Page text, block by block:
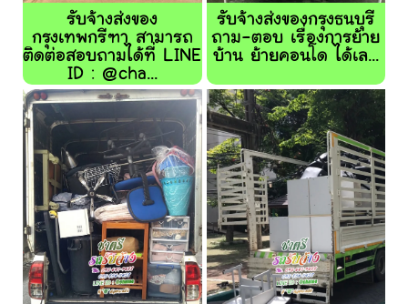
รับจ้างส่งของ
กรุงเทพกรีฑา สามารถ
ติดต่อสอบถามได้ที่ LINE
ID : @cha...
รับจ้างส่งของกรุงธนบุรี
ถาม-ตอบ เรื่องการย้าย
บ้าน ย้ายคอนโด ได้เล...